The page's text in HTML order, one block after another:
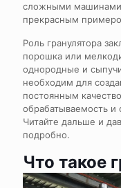
сложными
прекрасным
Роль гранулятора
порошка или
однородные и
необходим для
постоянным
обрабатываемость и
Читайте дальше и
подробно.
Что такое